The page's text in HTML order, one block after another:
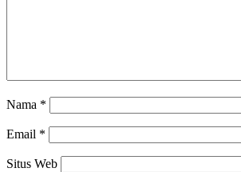
Nama *
Email *
Situs Web